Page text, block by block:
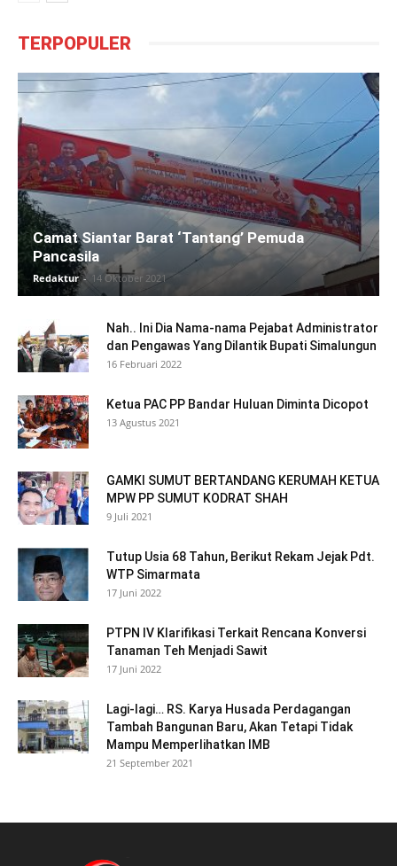
TERPOPULER
Camat Siantar Barat ‘Tantang’ Pemuda
Pancasila
Redaktur - 14 Oktober 2021
Nah.. Ini Dia Nama-nama Pejabat Administrator
dan Pengawas Yang Dilantik Bupati Simalungun
16 Februari 2022
Ketua PAC PP Bandar Huluan Diminta Dicopot
13 Agustus 2021
GAMKI SUMUT BERTANDANG KERUMAH KETUA
MPW PP SUMUT KODRAT SHAH
9 Juli 2021
Tutup Usia 68 Tahun, Berikut Rekam Jejak Pdt.
WTP Simarmata
17 Juni 2022
PTPN IV Klarifikasi Terkait Rencana Konversi
Tanaman Teh Menjadi Sawit
17 Juni 2022
Lagi-lagi… RS. Karya Husada Perdagangan
Tambah Bangunan Baru, Akan Tetapi Tidak
Mampu Memperlihatkan IMB
21 September 2021